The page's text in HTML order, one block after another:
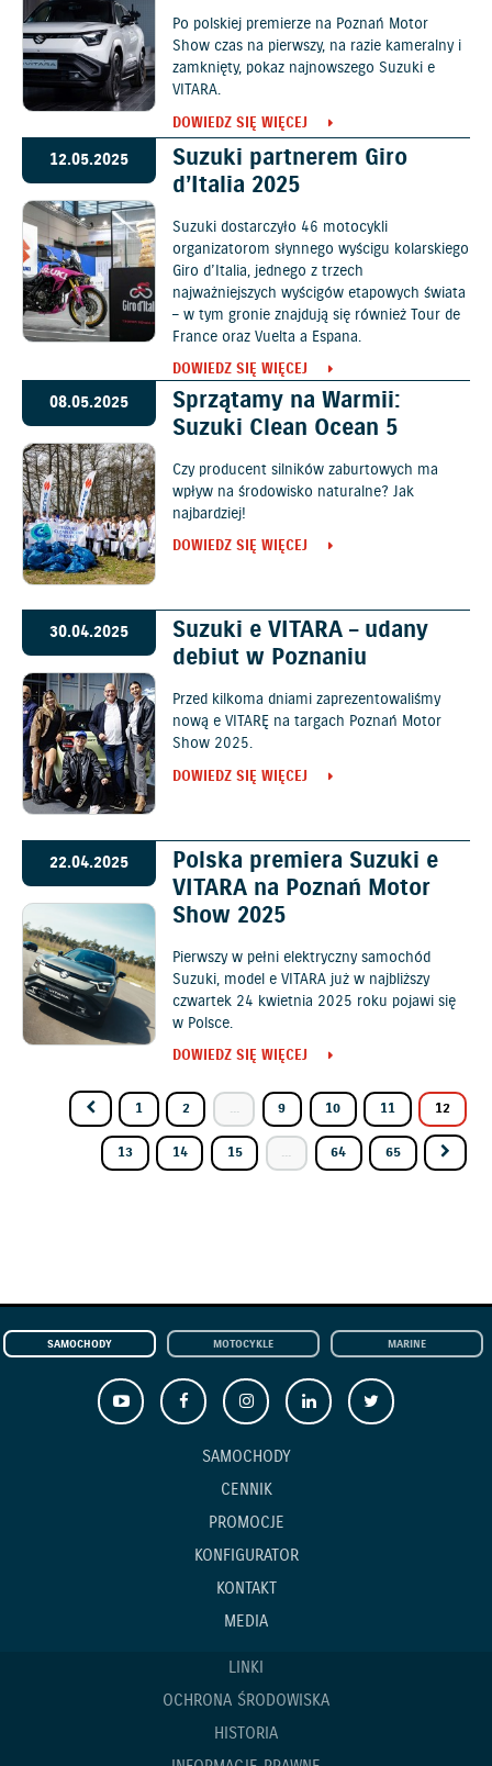
Po polskiej premierze na Poznań Motor
Show czas na pierwszy, na razie kameralny i
zamknięty, pokaz najnowszego Suzuki e
VITARA.
DOWIEDZ SIĘ WIĘCEJ
12.05.2025
Suzuki partnerem Giro
d’Italia 2025
Suzuki dostarczyło 46 motocykli
organizatorom słynnego wyścigu kolarskiego
Giro d’Italia, jednego z trzech
najważniejszych wyścigów etapowych świata
– w tym gronie znajdują się również Tour de
France oraz Vuelta a Espana.
DOWIEDZ SIĘ WIĘCEJ
08.05.2025
Sprzątamy na Warmii:
Suzuki Clean Ocean 5
Czy producent silników zaburtowych ma
wpływ na środowisko naturalne? Jak
najbardziej!
DOWIEDZ SIĘ WIĘCEJ
30.04.2025
Suzuki e VITARA – udany
debiut w Poznaniu
Przed kilkoma dniami zaprezentowaliśmy
nową e VITARĘ na targach Poznań Motor
Show 2025.
DOWIEDZ SIĘ WIĘCEJ
22.04.2025
Polska premiera Suzuki e
VITARA na Poznań Motor
Show 2025
Pierwszy w pełni elektryczny samochód
Suzuki, model e VITARA już w najbliższy
czwartek 24 kwietnia 2025 roku pojawi się
w Polsce.
DOWIEDZ SIĘ WIĘCEJ
1 2 ... 9 10 11 12
13 14 15 ... 64 65
SAMOCHODY MOTOCYKLE MARINE
SAMOCHODY
CENNIK
PROMOCJE
KONFIGURATOR
KONTAKT
MEDIA
LINKI
OCHRONA ŚRODOWISKA
HISTORIA